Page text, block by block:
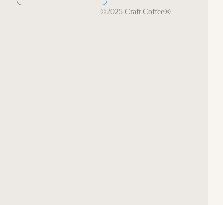
©2025 Craft Coffee®